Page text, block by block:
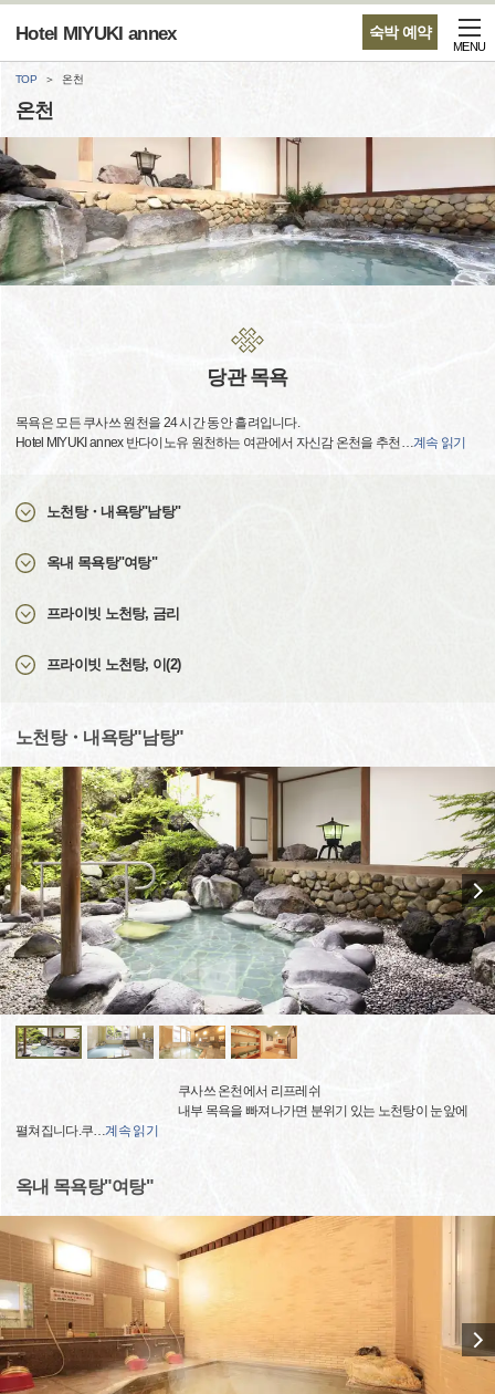
숙박 예약
Hotel MIYUKI annex
MENU
TOP 온천
온천
당관 목욕
목욕은 모든 쿠사쓰 원천을 24 시간 동안 흘려입니다.
Hotel MIYUKI annex 반다이노유 원천하는 여관에서 자신감 온천을 추천 …계속 읽기
노천탕・내욕탕"남탕"
옥내 목욕탕"여탕"
프라이빗 노천탕, 금리
프라이빗 노천탕, 이(2)
노천탕・내욕탕"남탕"
쿠사쓰 온천에서 리프레쉬
내부 목욕을 빠져나가면 분위기 있는 노천탕이 눈앞에
펼쳐집니다.쿠…계속 읽기
옥내 목욕탕"여탕"